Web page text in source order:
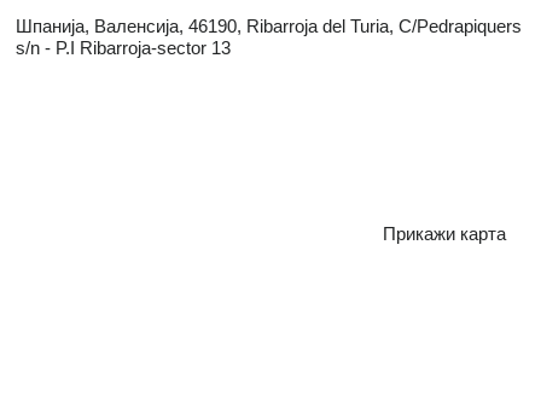
Шпанија, Валенсија, 46190, Ribarroja del Turia, C/Pedrapiquers
s/n - P.I Ribarroja-sector 13
Прикажи карта